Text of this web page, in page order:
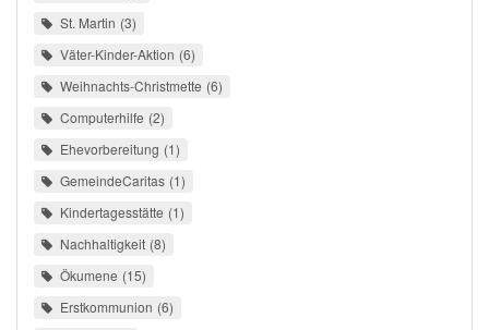
St. Martin 3
Väter-Kinder-Aktion 6
Weihnachts-Christmette 6
Computerhilfe 2
Ehevorbereitung 1
GemeindeCaritas 1
Kindertagesstätte 1
Nachhaltigkeit 8
Ökumene 15
Erstkommunion 6